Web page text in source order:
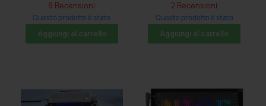
9 Recensioni
Questo prodotto è stato
acquistato: 809 volte
Aggiungi al carrello
2 Recensioni
Questo prodotto è stato
acquistato: 11 volte
Aggiungi al carrello